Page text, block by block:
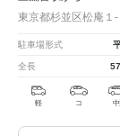
東京都杉並区松庵１-
駐車場形式
全長
軽 コ 中